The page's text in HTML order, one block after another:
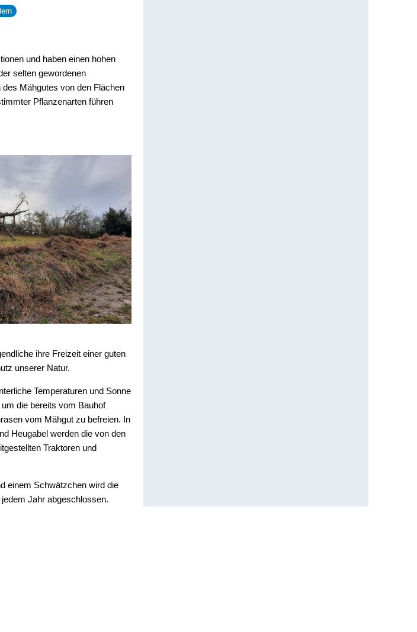
und haben einen hohen
selten gewordenen
Mähgutes von den Flächen
Pflanzenarten führen
ihre Freizeit einer guten
unserer Natur.
Temperaturen und Sonne
die bereits vom Bauhof
vom Mähgut zu befreien. In
Heugabel werden die von den
Traktoren und
einem Schwätzchen wird die
Jahr abgeschlossen.